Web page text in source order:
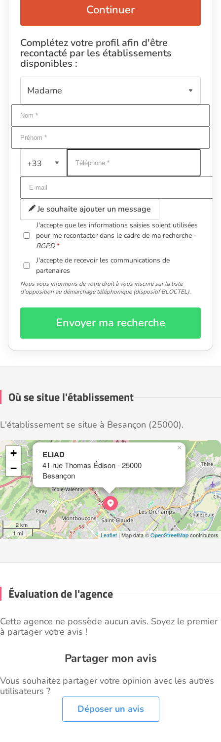
Continuer
Complétez votre profil afin d'être
recontacté par les établissements
disponibles :
+33
Je souhaite ajouter un message
J'accepte que les informations saisies soient utilisées
pour me recontacter dans le cadre de ma recherche -
RGPD
J'accepte de recevoir les communications de
partenaires
Nous vous informons de votre droit à vous inscrire sur la liste
d'opposition au démarchage téléphonique (dispositif BLOCTEL).
Envoyer ma recherche
Où se situe l'établissement
L'établissement se situe à Besançon (25000).
ELIAD
41 rue Thomas Édison - 25000
Besançon
×
+
−
2 km
1 mi
Leaflet| Map data ©OpenStreetMapcontributors
Évaluation de l'agence
Cette agence ne possède aucun avis. Soyez le premier
à partager votre avis !
Partager mon avis
Vous souhaitez partager votre opinion avec les autres
utilisateurs ?
Déposer un avis